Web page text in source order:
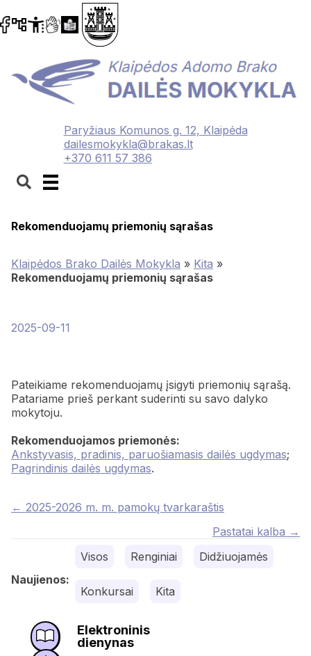
Paryžiaus Komunos g. 12, Klaipėda
dailesmokykla@brakas.lt
+370 611 57 386
Rekomenduojamų priemonių sąrašas
Klaipėdos Brako Dailės Mokykla » Kita »
Rekomenduojamų priemonių sąrašas
2025-09-11
Pateikiame rekomenduojamų įsigyti priemonių sąrašą.
Patariame prieš perkant suderinti su savo dalyko
mokytoju.
Rekomenduojamos priemonės:
Ankstyvasis, pradinis, paruošiamasis dailės ugdymas;
Pagrindinis dailės ugdymas.
Posts
← 2025-2026 m. m. pamokų tvarkaraštis
Pastatai kalba →
Naujienos:
Visos Renginiai Didžiuojamės
Konkursai Kita
Elektroninis
dienynas